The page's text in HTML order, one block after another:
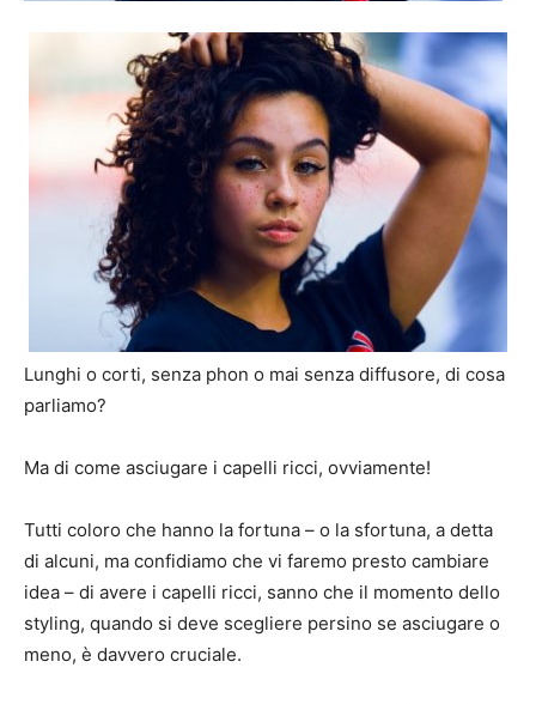
Lunghi o corti, senza phon o mai senza diffusore, di cosa
parliamo?
Ma di come asciugare i capelli ricci, ovviamente!
Tutti coloro che hanno la fortuna – o la sfortuna, a detta
di alcuni, ma confidiamo che vi faremo presto cambiare
idea – di avere i capelli ricci, sanno che il momento dello
styling, quando si deve scegliere persino se asciugare o
meno, è davvero cruciale.